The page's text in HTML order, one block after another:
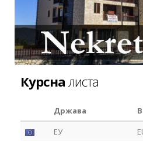
Курсна листа
Држава
ЕУ